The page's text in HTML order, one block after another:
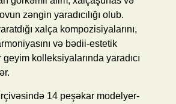
zəngin yaradıcılığı olub.
xalça kompozisiyalarını,
və bədii-estetik
kolleksiyalarında yaradıcı
14 peşəkar modelyer-